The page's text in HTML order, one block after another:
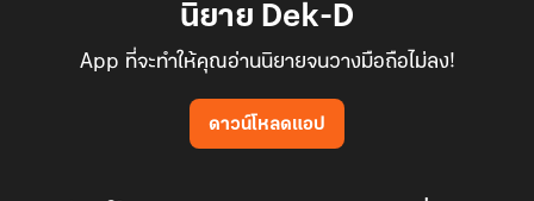
นิยาย Dek-D
App ที่จะทำให้คุณอ่านนิยายจนวางมือถือไม่ลง!
ดาวน์โหลดแอป